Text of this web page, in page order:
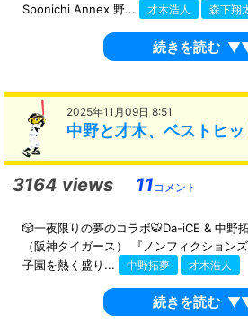
Sponichi Annex 野...
才木浩人 森下翔
続きを読む
2025年11月09日 8:51
中野と才木、ベストヒ
3164 views 11 コメント
🎲一夜限りの夢のコラボ🐯Da-iCE &
（阪神タイガース） 『ノンフィクション
子園を熱く盛り...
中野拓夢 才木浩人
続きを読む